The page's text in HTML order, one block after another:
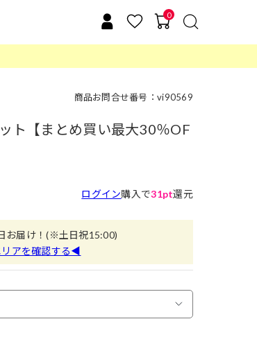
0
商品お問合せ番号：vi90569
ト【まとめ買い最大30％OF
ログイン購入で31pt還元
お届け！(※土日祝15:00)
アを確認する◀